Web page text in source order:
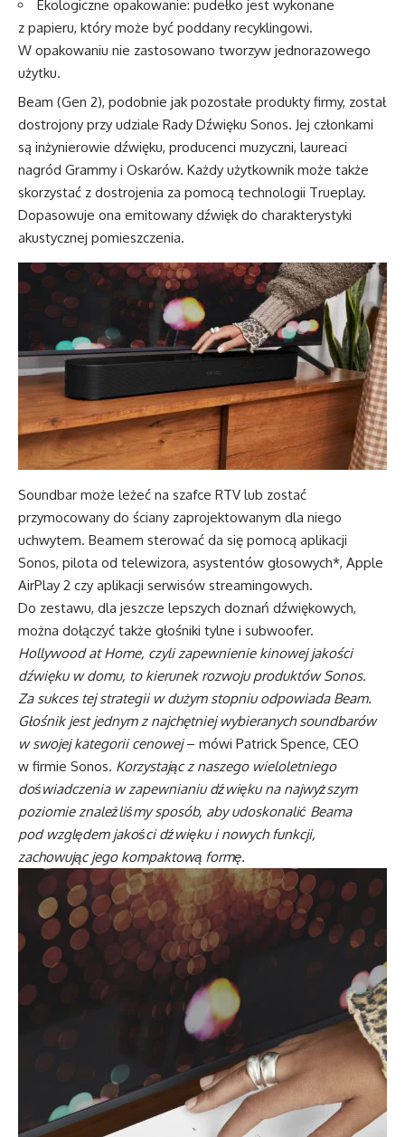
Ekologiczne opakowanie: pudełko jest wykonane
z papieru, który może być poddany recyklingowi.
W opakowaniu nie zastosowano tworzyw jednorazowego
użytku.
Beam (Gen 2), podobnie jak pozostałe produkty firmy, został
dostrojony przy udziale Rady Dźwięku Sonos. Jej członkami
są inżynierowie dźwięku, producenci muzyczni, laureaci
nagród Grammy i Oskarów. Każdy użytkownik może także
skorzystać z dostrojenia za pomocą technologii Trueplay.
Dopasowuje ona emitowany dźwięk do charakterystyki
akustycznej pomieszczenia.
Soundbar może leżeć na szafce RTV lub zostać
przymocowany do ściany zaprojektowanym dla niego
uchwytem. Beamem sterować da się pomocą aplikacji
Sonos, pilota od telewizora, asystentów głosowych*, Apple
AirPlay 2 czy aplikacji serwisów streamingowych.
Do zestawu, dla jeszcze lepszych doznań dźwiękowych,
można dołączyć także głośniki tylne i subwoofer.
Hollywood at Home, czyli zapewnienie kinowej jakości
dźwięku w domu, to kierunek rozwoju produktów Sonos.
Za sukces tej strategii w dużym stopniu odpowiada Beam.
Głośnik jest jednym z najchętniej wybieranych soundbarów
w swojej kategorii cenowej– mówi Patrick Spence, CEO
w firmie Sonos. Korzystając z naszego wieloletniego
doświadczenia w zapewnianiu dźwięku na najwyższym
poziomie znaleźliśmy sposób, aby udoskonalić Beama
pod względem jakości dźwięku i nowych funkcji,
zachowując jego kompaktową formę.